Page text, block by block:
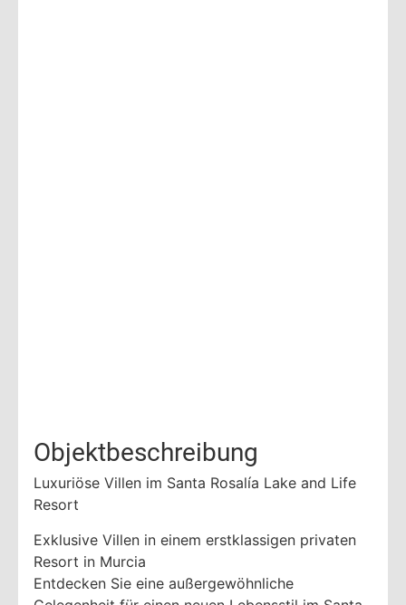
Objektbeschreibung
Luxuriöse Villen im Santa Rosalía Lake and Life
Resort
Exklusive Villen in einem erstklassigen privaten
Resort in Murcia
Entdecken Sie eine außergewöhnliche